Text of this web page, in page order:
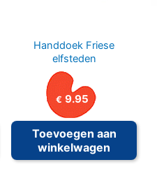
Handdoek Friese
elfsteden
€ 9.95
Toevoegen aan
winkelwagen